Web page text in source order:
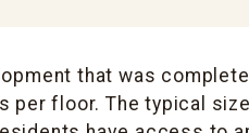
that was
per floor. The typical